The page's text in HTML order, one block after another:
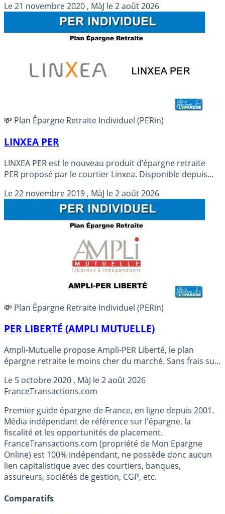
(0.60% aussi bien sur le fonds euros que sur les unités de
compte). LUCYA ABEILLE PER est un PER (Plan épargne
retraite) assuré par ABEILLE ASSURANCES et distribué
par ASSURANCEVIE.COM.
Le21 novembre 2020 , MàJ le2 août 2026
💸 Plan Épargne Retraite Individuel (PERin)
LINXEA PER
LINXEA PER est le nouveau produit d’épargne retraite
PER proposé par le courtier Linxea. Disponible depuis
figure parmi les moins chers du marché.
Le22 novembre 2019 , MàJ le2 août 2026
💸 Plan Épargne Retraite Individuel (PERin)
PER LIBERTÉ (AMPLI MUTUELLE)
Ampli-Mutuelle propose Ampli-PER Liberté, le plan
épargne retraite le moins cher du marché. Sans frais sur
et aucuns frais sur les arrérages. ETF et SCPI accessibles.
Que demander de mieux ?
Le 5 octobre 2020 , MàJ le2 août 2026
FranceTransactions.com
Premier guide épargne de France, en ligne depuis 2001.
Média indépendant de référence sur l'épargne, la
fiscalité et les opportunités de placement.
FranceTransactions.com (propriété de Mon Epargne
Online) est 100% indépendant, ne possède donc aucun
lien capitalistique avec des courtiers, banques,
assureurs, sociétés de gestion, CGP, etc.
Comparatifs